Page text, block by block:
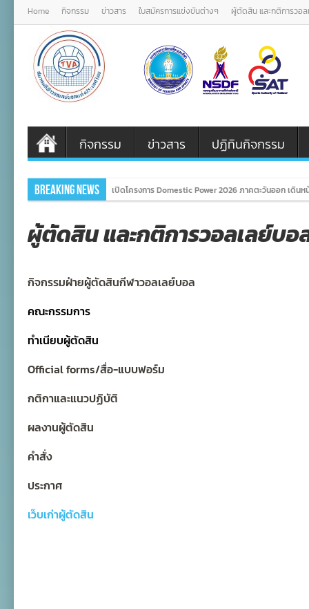
Home กิจกรรม ข่าวสาร ใบสมัครการแข่งขันต่างๆ ผู้ตัดสิน และกติการวอ
กิจกรรม ข่าวสาร ปฏิทินกิจกรรม
Breaking News เปิดโครงการ Domestic Power 2026 ภาคตะวันออก เดิ
ผู้ตัดสิน และกติการวอลเลย์บอ
กิจกรรมฝ่ายผู้ตัดสินกีฬาวอลเลย์บอล
คณะกรรมการ
ทำเนียบผู้ตัดสิน
Official forms/สื่อ-แบบฟอร์ม
กติกาและแนวปฏิบัติ
ผลงานผู้ตัดสิน
คำสั่ง
ประกาศ
เว็บเก่าผู้ตัดสิน